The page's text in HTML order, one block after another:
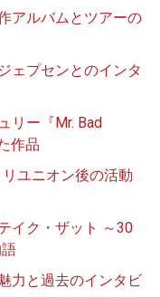
アルバムとツアーの
ェプセンとのインタ
リー『Mr. Bad
作品
ユニオン後の活動
イク・ザット ～30
力と過去のインタビ